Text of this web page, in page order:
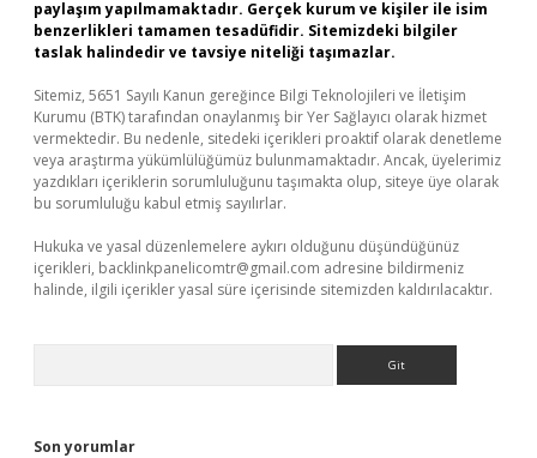
paylaşım yapılmamaktadır. Gerçek kurum ve kişiler ile isim
benzerlikleri tamamen tesadüfidir. Sitemizdeki bilgiler
taslak halindedir ve tavsiye niteliği taşımazlar.
Sitemiz, 5651 Sayılı Kanun gereğince Bilgi Teknolojileri ve İletişim
Kurumu (BTK) tarafından onaylanmış bir Yer Sağlayıcı olarak hizmet
vermektedir. Bu nedenle, sitedeki içerikleri proaktif olarak denetleme
veya araştırma yükümlülüğümüz bulunmamaktadır. Ancak, üyelerimiz
yazdıkları içeriklerin sorumluluğunu taşımakta olup, siteye üye olarak
bu sorumluluğu kabul etmiş sayılırlar.
Hukuka ve yasal düzenlemelere aykırı olduğunu düşündüğünüz
içerikleri, backlinkpanelicomtr@gmail.com adresine bildirmeniz
halinde, ilgili içerikler yasal süre içerisinde sitemizden kaldırılacaktır.
Son yorumlar